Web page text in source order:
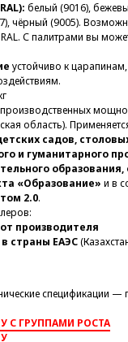
белый (9016),
чёрный (9005).
С палитрами вы
устойчиво к
область).
садов,
и гуманитарного
образования,
«Образование» и в
2.0.
производителя
страны ЕАЭС
спецификации —
С ГРУППАМИ РОСТА